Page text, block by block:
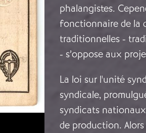
phalangistes.
fonctionnaire de la
traditionnelles -
- s’oppose aux
La loi sur l'unité
syndicale,
syndicats
de production.